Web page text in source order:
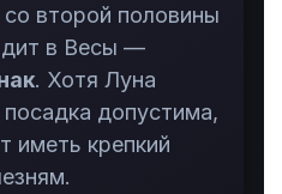
второй половины
в Весы —
. Хотя Луна
допустима,
иметь крепкий